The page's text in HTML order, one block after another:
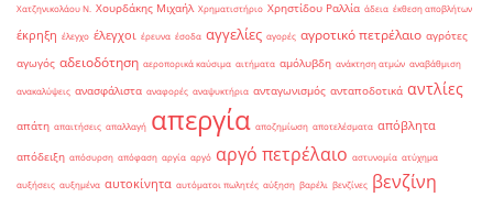
Χατζηνικολάου Ν. Χουρδάκης Μιχαήλ Χρηματιστήριο Χρηστίδου Ραλλία άδεια έκθεση αποβλήτων
έκρηξη έλεγχο έλεγχοι έρευνα έσοδα αγγελίες αγορές αγροτικό πετρέλαιο αγρότες
αγωγός αδειοδότηση αεροπορικά καύσιμα αιτήματα αμόλυβδη ανάκτηση ατμών αναβάθμιση
ανακαλύψεις ανασφάλιστα αναφορές αναψυκτήρια ανταγωνισμός ανταποδοτικά αντλίες
απάτη απαιτήσεις απαλλαγή απεργία αποζημίωση αποτελέσματα απόβλητα
απόδειξη απόσυρση απόφαση αργία αργό αργό πετρέλαιο αστυνομία ατύχημα
αυξήσεις αυξημένα αυτοκίνητα αυτόματοι πωλητές αύξηση βαρέλι βενζίνες βενζίνη